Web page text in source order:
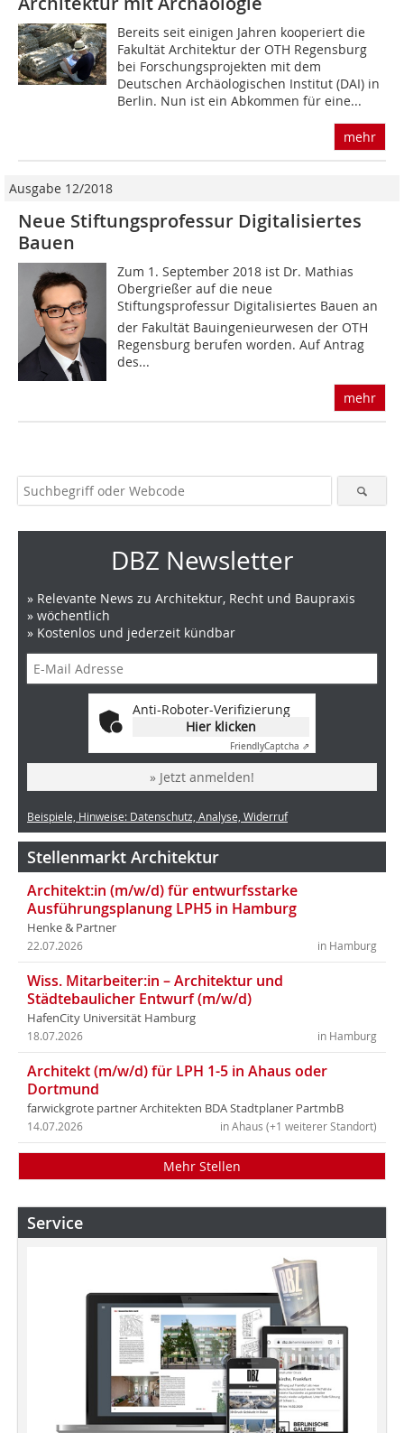
Bereits seit einigen Jahren kooperiert die
Fakultät Architektur der OTH Regensburg
bei Forschungsprojekten mit dem
Deutschen Archäologischen Institut (DAI) in
Berlin. Nun ist ein Abkommen für eine...
mehr
Ausgabe 12/2018
Neue Stiftungsprofessur Digitalisiertes
Bauen
Zum 1. September 2018 ist Dr. Mathias
Obergrießer auf die neue
Stiftungsprofessur Digitalisiertes Bauen an
der Fakultät Bauingenieurwesen der OTH
Regensburg berufen worden. Auf Antrag
des...
mehr
DBZ Newsletter
» Relevante News zu Architektur, Recht und Baupraxis
» wöchentlich
» Kostenlos und jederzeit kündbar
Anti-Roboter-Verifizierung
Hier klicken
FriendlyCaptcha ⇗
» Jetzt anmelden!
Beispiele, Hinweise: Datenschutz, Analyse, Widerruf
Stellenmarkt Architektur
Architekt:in (m/w/d) für entwurfsstarke
Ausführungsplanung LPH5 in Hamburg
Henke & Partner
in Hamburg
22.07.2026
Wiss. Mitarbeiter:in – Architektur und
Städtebaulicher Entwurf (m/w/d)
HafenCity Universität Hamburg
in Hamburg
18.07.2026
Architekt (m/w/d) für LPH 1-5 in Ahaus oder
Dortmund
farwickgrote partner Architekten BDA Stadtplaner PartmbB
in Ahaus (+1 weiterer Standort)
14.07.2026
Mehr Stellen
Service